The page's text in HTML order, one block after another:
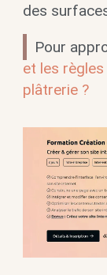
des
Pour
et les
plâtrerie ?